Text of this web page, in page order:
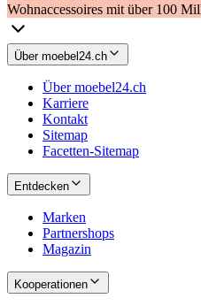
Wohnaccessoires mit über 100
Über moebel24.ch
Über moebel24.ch
Karriere
Kontakt
Sitemap
Facetten-Sitemap
Entdecken
Marken
Partnershops
Magazin
Kooperationen